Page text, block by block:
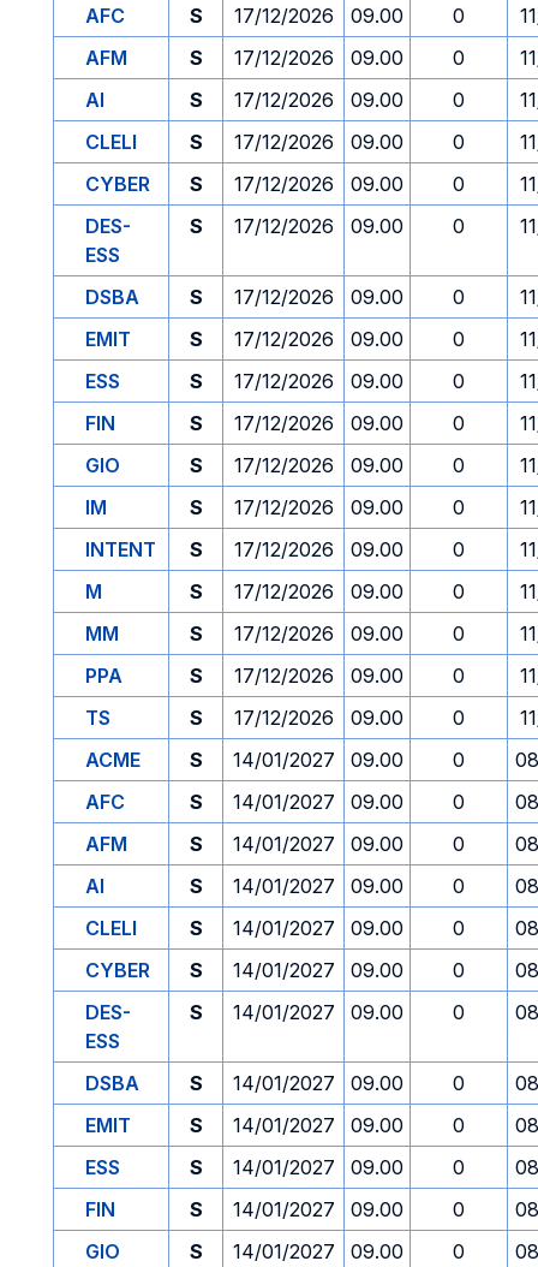
AFC
S 17/12/2026 09.00 0
AFM
S 17/12/2026 09.00 0
AI
S 17/12/2026 09.00 0
CLELI
S 17/12/2026 09.00 0
CYBER
S 17/12/2026 09.00 0
DES-
ESS
S 17/12/2026 09.00 0
DSBA S 17/12/2026 09.00 0
EMIT
S 17/12/2026 09.00 0
ESS
S 17/12/2026 09.00 0
FIN
S 17/12/2026 09.00 0
GIO
S 17/12/2026 09.00 0
IM
S 17/12/2026 09.00 0
INTENT
S 17/12/2026 09.00 0
M
S 17/12/2026 09.00 0
MM
S 17/12/2026 09.00 0
PPA
S 17/12/2026 09.00 0
TS
S 17/12/2026 09.00 0
ACME
S 14/01/2027 09.00 0
AFC
S 14/01/2027 09.00 0
AFM
S 14/01/2027 09.00 0
AI
S 14/01/2027 09.00 0
CLELI
S 14/01/2027 09.00 0
CYBER
S 14/01/2027 09.00 0
DES-
ESS
S 14/01/2027 09.00 0
DSBA S 14/01/2027 09.00 0
EMIT
S 14/01/2027 09.00 0
ESS
S 14/01/2027 09.00 0
FIN
S 14/01/2027 09.00 0
GIO
S 14/01/2027 09.00 0